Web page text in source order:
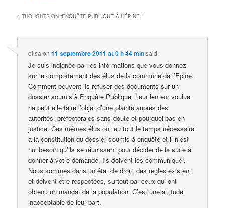
4 THOUGHTS ON “ENQUÊTE PUBLIQUE À L’ÉPINE”
elisa on11 septembre 2011 at 0 h 44 minsaid:
Je suis indignée par les informations que vous donnez
sur le comportement des élus de la commune de l’Epine.
Comment peuvent ils refuser des documents sur un
dossier soumis à Enquête Publique. Leur lenteur voulue
ne peut elle faire l’objet d’une plainte auprès des
autorités, préfectorales sans doute et pourquoi pas en
justice. Ces mêmes élus ont eu tout le temps nécessaire
à la constitution du dossier soumis à enquête et il n’est
nul besoin qu’ils se réunissent pour décider de la suite à
donner à votre demande. Ils doivent les communiquer.
Nous sommes dans un état de droit, des règles existent
et doivent être respectées, surtout par ceux qui ont
obtenu un mandat de la population. C’est une attitude
inacceptable de leur part.